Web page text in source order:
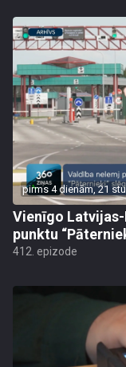
pirms 4 dienām, 21
Vienīgo
punktu
412. epizode